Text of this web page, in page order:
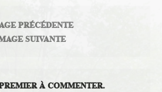
PRÉCÉDENTE
SUIVANTE
À COMMENTER.